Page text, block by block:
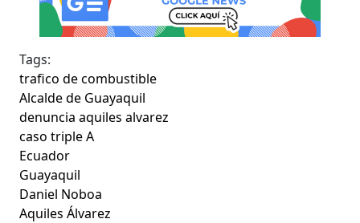
Tags:
trafico de combustible
Alcalde de Guayaquil
denuncia aquiles alvarez
caso triple A
Ecuador
Guayaquil
Daniel Noboa
Aquiles Álvarez